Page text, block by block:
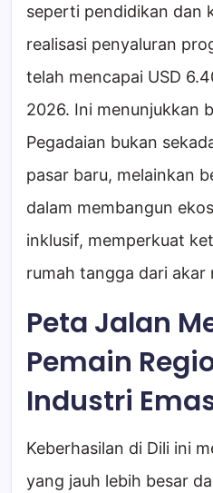
seperti pendidikan dan
realisasi penyaluran
telah mencapai USD
2026. Ini menunjukkan
Pegadaian bukan
pasar baru, melainkan
dalam membangun
inklusif, memperkuat
rumah tangga dari akar
Peta Jalan
Pemain
Industri
Keberhasilan di Dili ini
yang jauh lebih besar